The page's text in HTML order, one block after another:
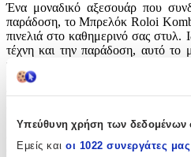
Υπεύθυνη χρήση των δεδομένων
Εμείς και οι 1022 συνεργάτες μας
Ένα μοναδικό αξεσουάρ που
παράδοση, το Μπρελόκ Roloi
πινελιά στο καθημερινό σας στυλ.
τέχνη και την παράδοση, αυτό το
προσοχή στη λεπτομέρεια,
και αυθεντικότητας.
το μπρελόκ αυτό δεν είναι μόνο
μπορεί να συνοδεύσει κάθε σας
ανθεκτικότητά του εξασφαλίζει